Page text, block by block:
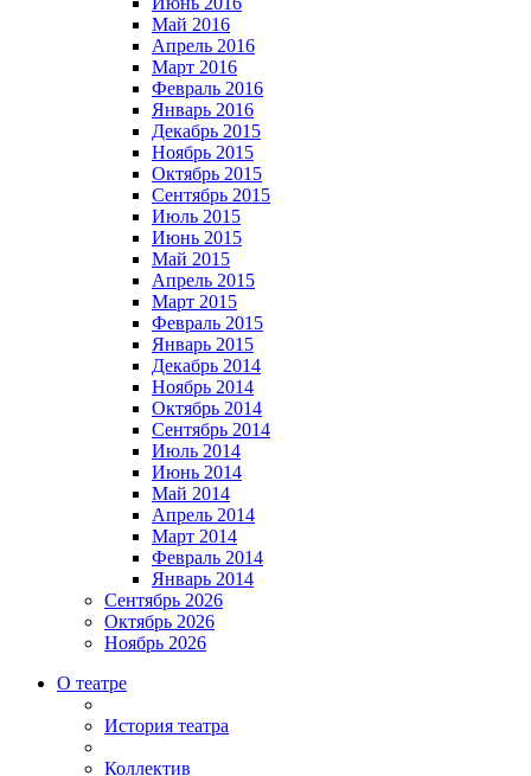
Май 2016
Апрель 2016
Март 2016
Февраль 2016
Январь 2016
Декабрь 2015
Ноябрь 2015
Октябрь 2015
Сентябрь 2015
Июль 2015
Июнь 2015
Май 2015
Апрель 2015
Март 2015
Февраль 2015
Январь 2015
Декабрь 2014
Ноябрь 2014
Октябрь 2014
Сентябрь 2014
Июль 2014
Июнь 2014
Май 2014
Апрель 2014
Март 2014
Февраль 2014
Январь 2014
Сентябрь 2026
Октябрь 2026
Ноябрь 2026
О театре
История театра
Коллектив